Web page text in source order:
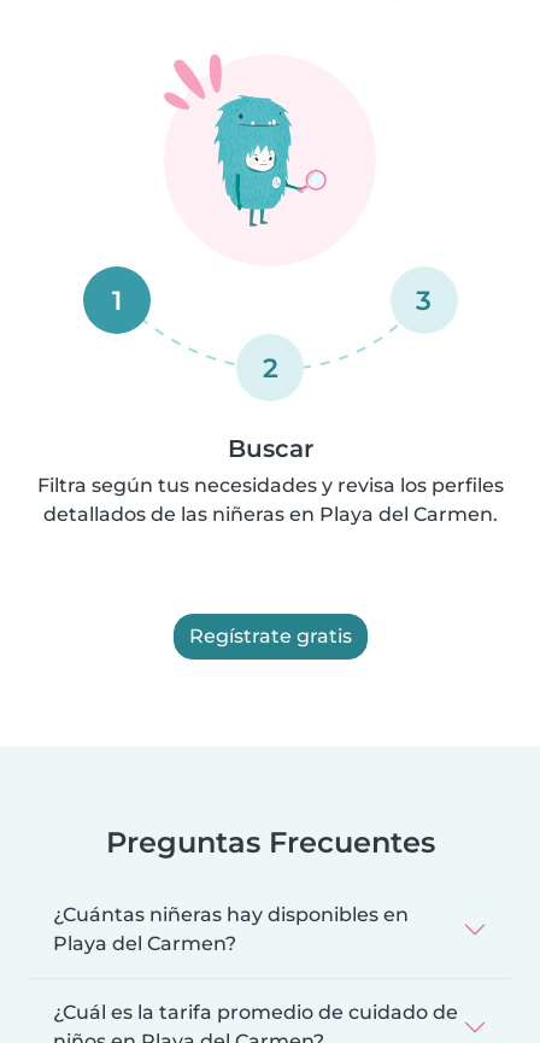
1
2
3
Buscar
Filtra según tus necesidades y revisa los perfiles
detallados de las niñeras en Playa del Carmen.
Regístrate gratis
Preguntas Frecuentes
¿Cuántas niñeras hay disponibles en
Playa del Carmen?
¿Cuál es la tarifa promedio de cuidado de